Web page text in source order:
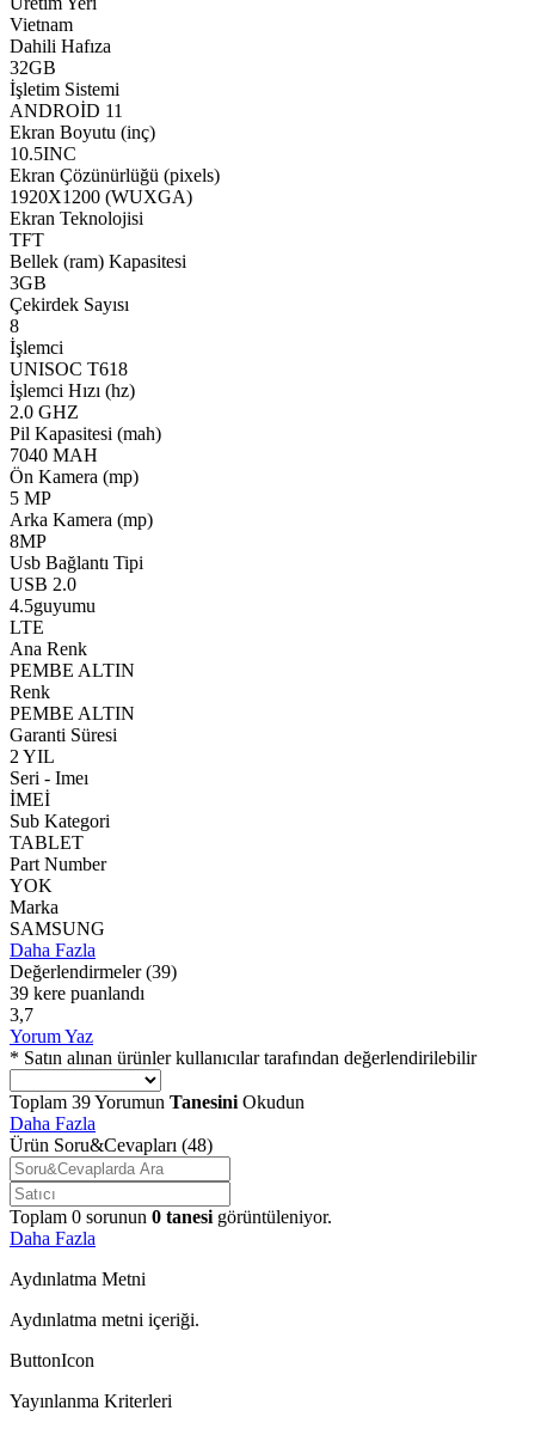
Vietnam
Dahili Hafıza
32GB
İşletim Sistemi
ANDROİD 11
Ekran Boyutu (inç)
10.5INC
Ekran Çözünürlüğü (pixels)
1920X1200 (WUXGA)
Ekran Teknolojisi
TFT
Bellek (ram) Kapasitesi
3GB
Çekirdek Sayısı
8
İşlemci
UNISOC T618
İşlemci Hızı (hz)
2.0 GHZ
Pil Kapasitesi (mah)
7040 MAH
Ön Kamera (mp)
5 MP
Arka Kamera (mp)
8MP
Usb Bağlantı Tipi
USB 2.0
4.5guyumu
LTE
Ana Renk
PEMBE ALTIN
Renk
PEMBE ALTIN
Garanti Süresi
2 YIL
Seri - Imeı
İMEİ
Sub Kategori
TABLET
Part Number
YOK
Marka
SAMSUNG
Daha Fazla
Değerlendirmeler (39)
39 kere puanlandı
3,7
Yorum Yaz
* Satın alınan ürünler kullanıcılar tarafından değerlendirilebilir
Toplam 39Yorumun Tanesini Okudun
Daha Fazla
Ürün Soru&Cevapları (48)
Toplam 0 sorunun 0 tanesi görüntüleniyor.
Daha Fazla
Aydınlatma Metni
Aydınlatma metni içeriği.
ButtonIcon
Yayınlanma Kriterleri